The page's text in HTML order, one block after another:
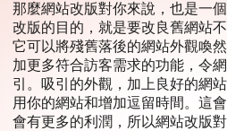
那麼網站改版對你來說，也是一
改版的目的，就是要改良舊網站
它可以將殘舊落後的網站外觀喚
加更多符合訪客需求的功能，令
引。吸引的外觀，加上良好的網
用你的網站和增加逗留時間。這
會有更多的利潤，所以網站改版